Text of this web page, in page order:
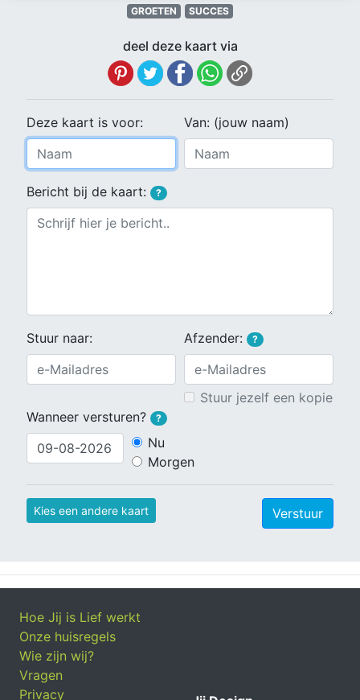
GROETEN SUCCES
deel deze kaart via
Deze kaart is voor: Van: (jouw naam)
Bericht bij de kaart: ?
Stuur naar: Afzender: ?
Stuur jezelf een kopie
Wanneer versturen?
?
Nu
Morgen
Kies een andere kaart Verstuur
Hoe Jij is Lief werkt
Onze huisregels
Wie zijn wij?
Vragen
Privacy